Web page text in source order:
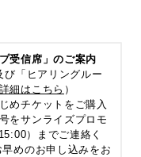
受信席」のご案内
び「ヒアリングルー
詳細はこちら ）
めチケットをご購入
をサンライズプロモ
）までご連絡く
めのお申し込みをお